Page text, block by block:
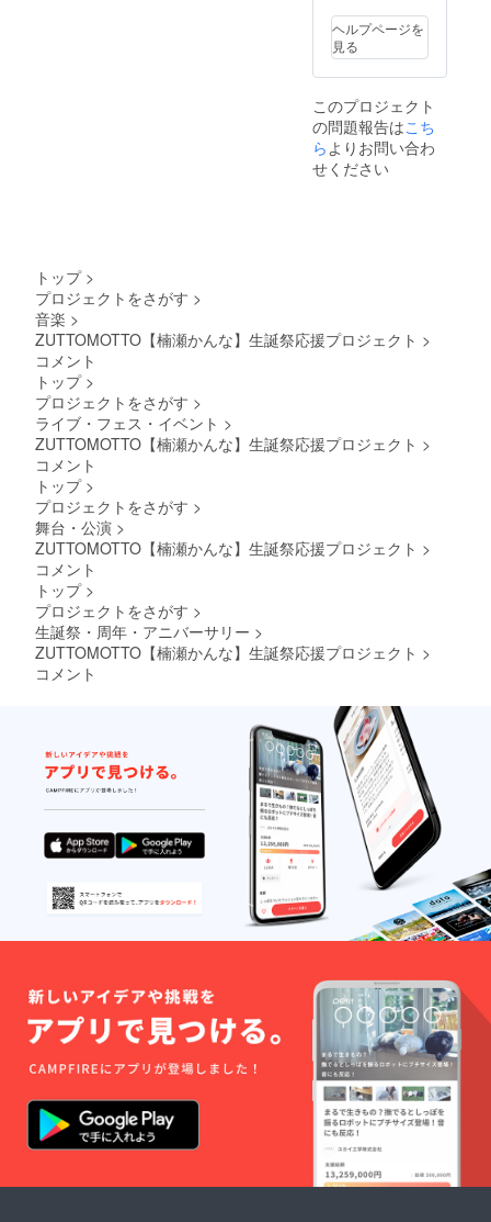
字・記
号は使
用でき
ませ
（ニッ
クネー
ム）を
ご記入
い。 ※
お名前
（ニッ
クネー
ム可）
用でき
誕祭終
了後、
1〜3週
間で直
ン入り
の のぼ
り旗
(ポール
スタン
す。 ・
ト 当日
場にお
品の郵
送りい
たしま
す。 ※
備考欄
へ記載
希望の
お名前
（ニッ
クネー
ム）を
ご記入
くださ
い。 ※
お名前
ム可）
は、6文
字まで
お願い
いたし
※特殊文
字・記
号は使
用でき
ん。
データ
はメー
ルにて
後日お
せてい
ただき
ます。
③クラ
ウド
支援者
だきま
別途お
のぼり
に使用
する、
のぼり
旗を作
成致し
ます。
のぼり
旗には
生誕祭
支援者
様のお
（ニッ
クネー
されま
す。 生
誕祭終
了後、
1〜3週
筆サイ
ン入り
の のぼ
り旗
スタン
ヘルプページを
見る
このプロジェクト
の問題報告はこち
らよりお問い合わ
せください
トップ >
プロジェクトをさがす >
音楽 >
ZUTTOMOTTO【楠瀬かんな】生誕祭応援プロジェクト >
コメント
トップ >
プロジェクトをさがす >
ライブ・フェス・イベント >
ZUTTOMOTTO【楠瀬かんな】生誕祭応援プロジェクト >
コメント
トップ >
プロジェクトをさがす >
舞台・公演 >
ZUTTOMOTTO【楠瀬かんな】生誕祭応援プロジェクト >
コメント
トップ >
プロジェクトをさがす >
生誕祭・周年・アニバーサリー >
ZUTTOMOTTO【楠瀬かんな】生誕祭応援プロジェクト >
コメント